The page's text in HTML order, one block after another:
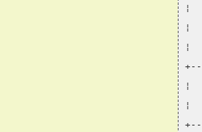
¦
¦
¦
¦
¦